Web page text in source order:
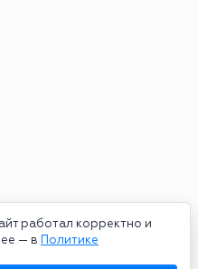
работал корректно и
— в Политике